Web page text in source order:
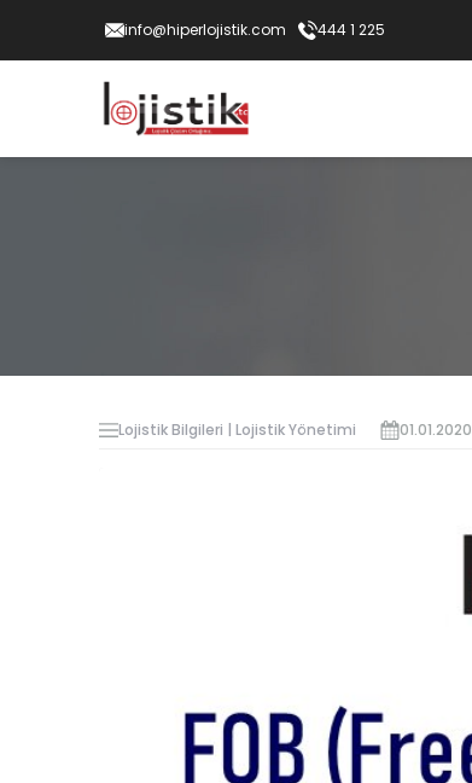
info@hiperlojistik.com 444 1 225
Lojistik Bilgileri | Lojistik Yönetimi 01.01.2020